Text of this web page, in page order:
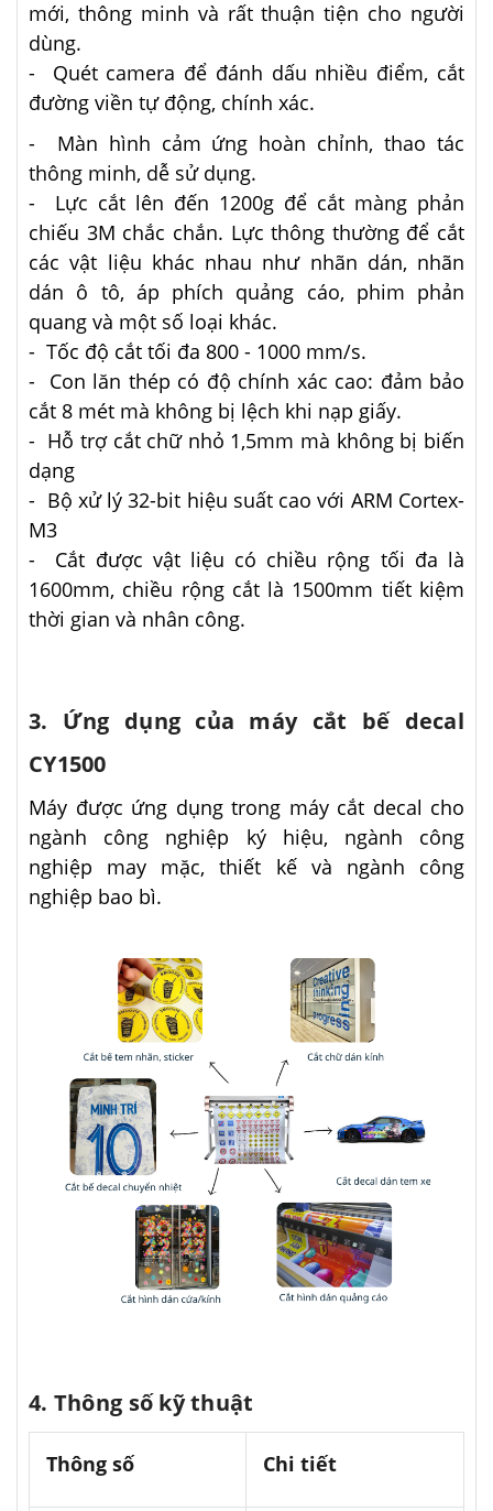
mới, thông minh và rất thuận tiện cho người
dùng.
- Quét camera để đánh dấu nhiều điểm, cắt
đường viền tự động, chính xác.
- Màn hình cảm ứng hoàn chỉnh, thao tác
thông minh, dễ sử dụng.
- Lực cắt lên đến 1200g để cắt màng phản
chiếu 3M chắc chắn. Lực thông thường để cắt
các vật liệu khác nhau như nhãn dán, nhãn
dán ô tô, áp phích quảng cáo, phim phản
quang và một số loại khác.
- Tốc độ cắt tối đa 800 - 1000 mm/s.
- Con lăn thép có độ chính xác cao: đảm bảo
cắt 8 mét mà không bị lệch khi nạp giấy.
- Hỗ trợ cắt chữ nhỏ 1,5mm mà không bị biến
dạng
- Bộ xử lý 32-bit hiệu suất cao với ARM Cortex-
M3
- Cắt được vật liệu có chiều rộng tối đa là
1600mm, chiều rộng cắt là 1500mm tiết kiệm
thời gian và nhân công.
3. Ứng dụng của máy cắt bế decal
CY1500
Máy được ứng dụng trong máy cắt decal cho
ngành công nghiệp ký hiệu, ngành công
nghiệp may mặc, thiết kế và ngành công
nghiệp bao bì.
4. Thông số kỹ thuật
Thông số Chi tiết